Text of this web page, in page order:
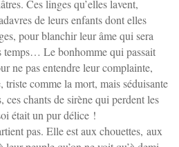
Ces linges qu’elles lavent,
de leurs enfants dont elles
pour blanchir leur âme qui sera
temps… Le bonhomme qui passait
ne pas entendre leur complainte,
triste comme la mort, mais séduisante
ces chants de sirène qui perdent les
était un pur délice !
pas. Elle est aux chouettes, aux